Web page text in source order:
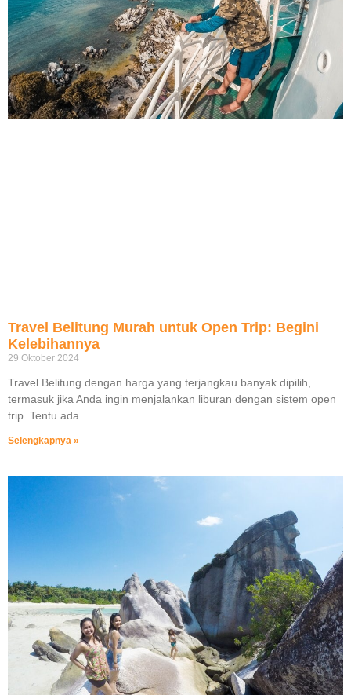
Travel Belitung Murah untuk Open Trip: Begini
Kelebihannya
29 Oktober 2024
Travel Belitung dengan harga yang terjangkau banyak dipilih,
termasuk jika Anda ingin menjalankan liburan dengan sistem open
trip. Tentu ada
Selengkapnya »